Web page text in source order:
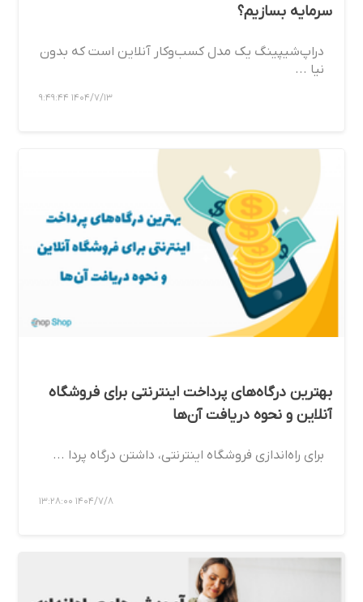
سرمایه بسازیم؟
دراپ‌شیپینگ یک مدل کسب‌وکار آنلاین است که بدون
نیا ...
1404/7/13 9:49:44
بهترین درگاه‌های پرداخت اینترنتی برای فروشگاه
آنلاین و نحوه دریافت آن‌ها
برای راه‌اندازی فروشگاه اینترنتی، داشتن درگاه پردا ...
1404/7/8 13:28:00